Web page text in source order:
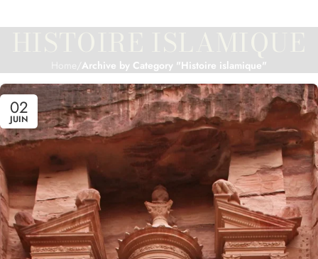
Archive by Category "Histoire islamique"
02
JUIN